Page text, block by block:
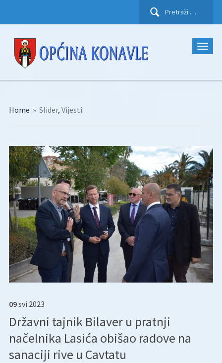
Pretraži:
Home » Slider, Vijesti
09svi 2023
Državni tajnik Bilaver u pratnji
načelnika Lasića obišao radove na
sanaciji rive u Cavtatu